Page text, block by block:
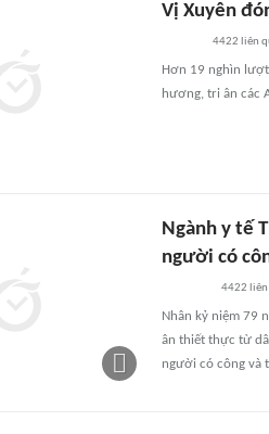
Vị Xuyên
4422 liên
Hơn 19 nghìn lượt
hương, tri ân các
Ngành y tế
người có
4422
Nhân kỷ niệm 79
ân thiết thực từ
người có công và